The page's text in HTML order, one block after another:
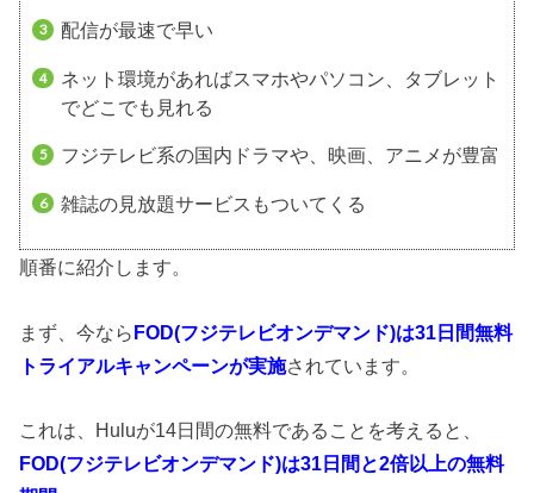
配信が最速で早い
ネット環境があればスマホやパソコン、タブレット
でどこでも見れる
フジテレビ系の国内ドラマや、映画、アニメが豊富
雑誌の見放題サービスもついてくる
順番に紹介します。
まず、今ならFOD(フジテレビオンデマンド)は31日間無料
トライアルキャンペーンが実施されています。
これは、Huluが14日間の無料であることを考えると、
FOD(フジテレビオンデマンド)は31日間と2倍以上の無料